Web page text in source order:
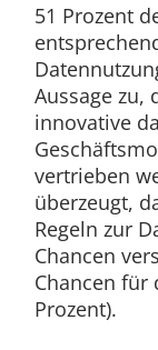
51 Prozent
Aussage zu,
innovative
vertrieben
überzeugt,
Regeln zur
Chancen
Chancen für
Prozent).